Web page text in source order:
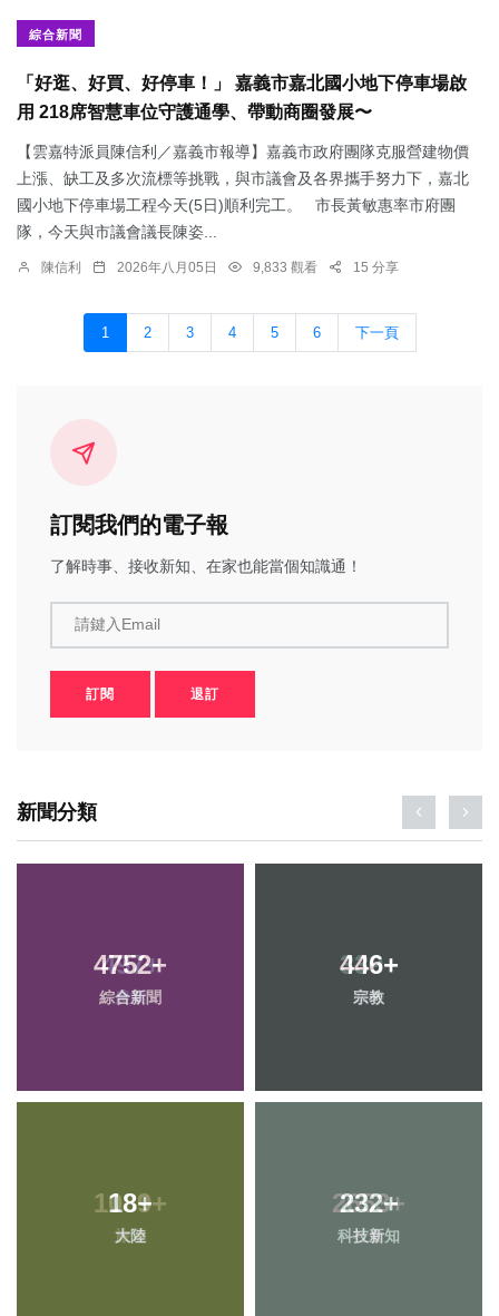
綜合新聞
「好逛、好買、好停車！」 嘉義市嘉北國小地下停車場啟
用 218席智慧車位守護通學、帶動商圈發展〜
【雲嘉特派員陳信利／嘉義市報導】嘉義市政府團隊克服營建物價
上漲、缺工及多次流標等挑戰，與市議會及各界攜手努力下，嘉北
國小地下停車場工程今天(5日)順利完工。 市長黃敏惠率市府團
隊，今天與市議會議長陳姿...
陳信利 2026年八月05日 9,833 觀看 15 分享
1 2 3 4 5 6 下一頁
訂閱我們的電子報
了解時事、接收新知、在家也能當個知識通！
請鍵入Email
訂閱 退訂
新聞分類
4752+
綜合新聞
446+
宗教
18+
大陸
232+
科技新知